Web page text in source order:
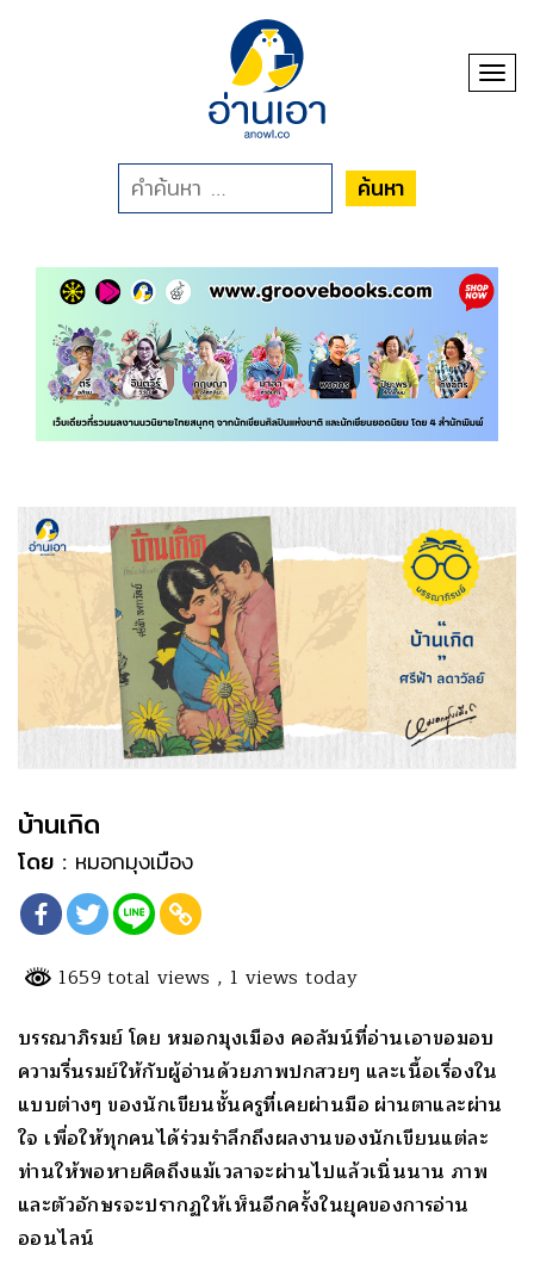
ค้นหา
บ้านเกิด
โดย : หมอกมุงเมือง
1659 total views , 1 views today
บรรณาภิรมย์ โดย หมอกมุงเมือง คอลัมน์ที่อ่านเอาขอมอบ
ความรื่นรมย์ให้กับผู้อ่านด้วยภาพปกสวยๆ และเนื้อเรื่องใน
แบบต่างๆ ของนักเขียนชั้นครูที่เคยผ่านมือ ผ่านตาและผ่าน
ใจ เพื่อให้ทุกคนได้ร่วมรำลึกถึงผลงานของนักเขียนแต่ละ
ท่านให้พอหายคิดถึงแม้เวลาจะผ่านไปแล้วเนิ่นนาน ภาพ
และตัวอักษรจะปรากฏให้เห็นอีกครั้งในยุคของการอ่าน
ออนไลน์